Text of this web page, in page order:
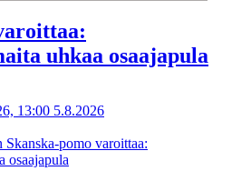
uhkaa osaajapula
13:00 5.8.2026
pomo varoittaa:
osaajapula